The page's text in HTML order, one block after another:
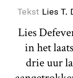
Tekst Lies T.
Lies
in het
drie uur